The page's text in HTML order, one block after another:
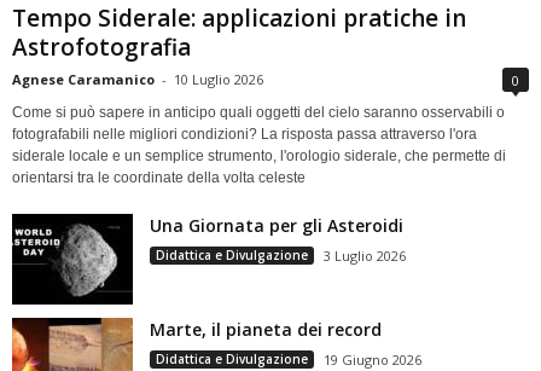
Tempo Siderale: applicazioni pratiche in
Astrofotografia
Agnese Caramanico - 10 Luglio 2026 0
Come si può sapere in anticipo quali oggetti del cielo saranno osservabili o
fotografabili nelle migliori condizioni? La risposta passa attraverso l'ora
siderale locale e un semplice strumento, l'orologio siderale, che permette di
orientarsi tra le coordinate della volta celeste
Una Giornata per gli Asteroidi
Didattica e Divulgazione 3 Luglio 2026
Marte, il pianeta dei record
Didattica e Divulgazione 19 Giugno 2026